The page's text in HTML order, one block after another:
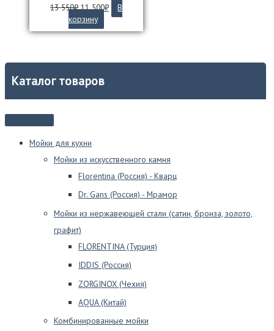
Каталог товаров
Мойки для кухни
Мойки из искусственного камня
Florentina (Россия) - Кварц
Dr. Gans (Россия) - Мрамор
Мойки из нержавеющей стали (сатин, бронза, золото,
графит)
FLORENTINA (Турция)
IDDIS (Россия)
ZORGINOX (Чехия)
AQUA (Китай)
Комбинированные мойки
13 550₽Первоначальная
цена
составляла
11 500₽Текущая
цена:
11
В
корзину